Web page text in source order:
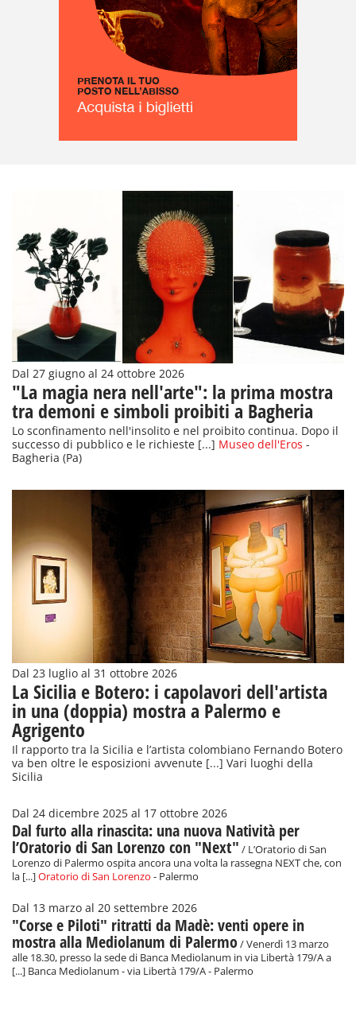
Dal 27 giugno al 24 ottobre 2026
"La magia nera nell'arte": la prima mostra
tra demoni e simboli proibiti a Bagheria
Lo sconfinamento nell'insolito e nel proibito continua. Dopo il
successo di pubblico e le richieste [...] Museo dell'Eros -
Bagheria (Pa)
Dal 23 luglio al 31 ottobre 2026
La Sicilia e Botero: i capolavori dell'artista
in una (doppia) mostra a Palermo e
Agrigento
Il rapporto tra la Sicilia e l’artista colombiano Fernando Botero
va ben oltre le esposizioni avvenute [...] Vari luoghi della
Sicilia
Dal 24 dicembre 2025 al 17 ottobre 2026
Dal furto alla rinascita: una nuova Natività per
l’Oratorio di San Lorenzo con "Next" / L’Oratorio di San
Lorenzo di Palermo ospita ancora una volta la rassegna NEXT che, con
la [...]Oratorio di San Lorenzo - Palermo
Dal 13 marzo al 20 settembre 2026
"Corse e Piloti" ritratti da Madè: venti opere in
mostra alla Mediolanum di Palermo/ Venerdì 13 marzo
alle 18.30, presso la sede di Banca Mediolanum in via Libertà 179/A a
[...] Banca Mediolanum - via Libertà 179/A - Palermo